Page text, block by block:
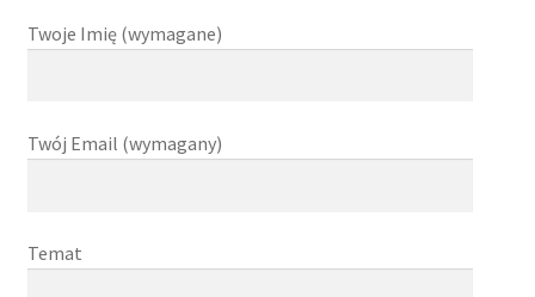
Twoje Imię (wymagane)
Twój Email (wymagany)
Temat